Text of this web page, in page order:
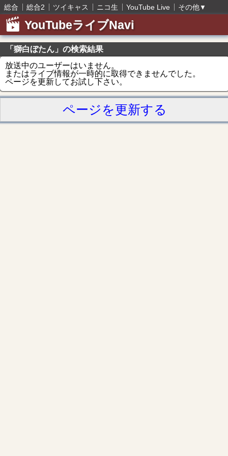
総合 総合2 ツイキャス ニコ生 YouTube Live その他▼
YouTubeライブNavi
「獅白ぼたん」の検索結果
放送中のユーザーはいません。
またはライブ情報が一時的に取得できませんでした。
ページを更新してお試し下さい。
ページを更新する